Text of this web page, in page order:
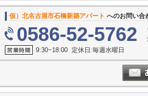
仮）北名古屋市石橋新築アパート へのお問い合
0586-52-5762
9:30~18:00 定休日:毎週水曜日